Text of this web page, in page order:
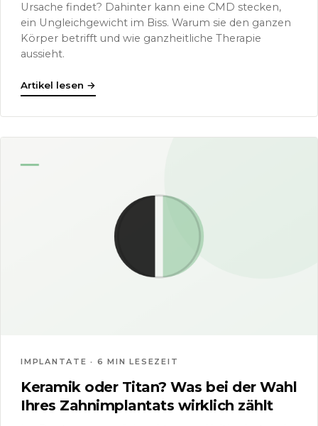
Ursache findet? Dahinter kann eine CMD stecken,
ein Ungleichgewicht im Biss. Warum sie den ganzen
Körper betrifft und wie ganzheitliche Therapie
aussieht.
Artikel lesen →
IMPLANTATE · 6 MIN LESEZEIT
Keramik oder Titan? Was bei der Wahl
Ihres Zahnimplantats wirklich zählt